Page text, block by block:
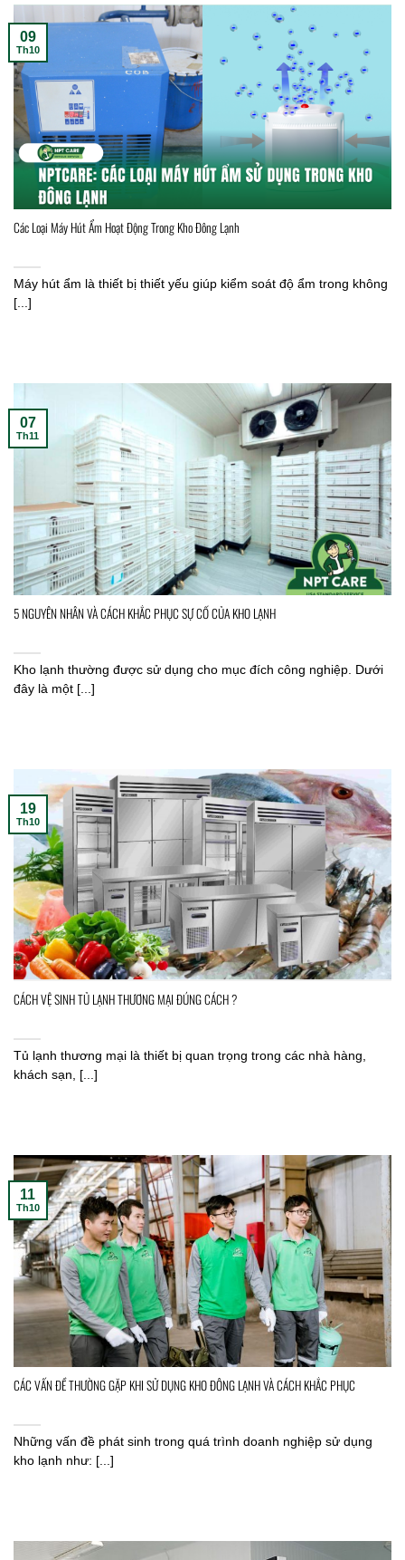
Các Loại Máy Hút Ẩm Hoạt Động Trong Kho Đông Lạnh
Máy hút ẩm là thiết bị thiết yếu giúp kiểm soát độ ẩm trong không
[...]
09
Th10
5 NGUYÊN NHÂN VÀ CÁCH KHẮC PHỤC SỰ CỐ CỦA KHO LẠNH
Kho lạnh thường được sử dụng cho mục đích công nghiệp. Dưới
đây là một [...]
07
Th11
CÁCH VỆ SINH TỦ LẠNH THƯƠNG MẠI ĐÚNG CÁCH ?
Tủ lạnh thương mại là thiết bị quan trọng trong các nhà hàng,
khách sạn, [...]
19
Th10
CÁC VẤN ĐỀ THƯỜNG GẶP KHI SỬ DỤNG KHO ĐÔNG LẠNH VÀ CÁCH KHẮC PHỤC
Những vấn đề phát sinh trong quá trình doanh nghiệp sử dụng
kho lạnh như: [...]
11
Th10